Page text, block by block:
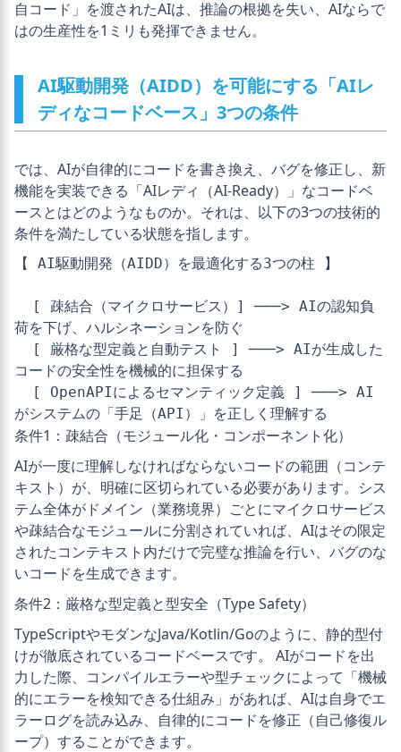
自コード」を渡されたAIは、推論の根拠を失い、AIならで
はの生産性を1ミリも発揮できません。
AI駆動開発（AIDD）を可能にする「AIレ
ディなコードベース」3つの条件
では、AIが自律的にコードを書き換え、バグを修正し、新
機能を実装できる「AIレディ（AI-Ready）」なコードベ
ースとはどのようなものか。それは、以下の3つの技術的
条件を満たしている状態を指します。
【 AI駆動開発（AIDD）を最適化する3つの柱 】
荷を下げ、ハルシネーションを防ぐ
コードの安全性を機械的に担保する
条件1：疎結合（モジュール化・コンポーネント化）
AIが一度に理解しなければならないコードの範囲（コンテ
キスト）が、明確に区切られている必要があります。シス
テム全体がドメイン（業務境界）ごとにマイクロサービス
や疎結合なモジュールに分割されていれば、AIはその限定
されたコンテキスト内だけで完璧な推論を行い、バグのな
いコードを生成できます。
条件2：厳格な型定義と型安全（Type Safety）
TypeScriptやモダンなJava/Kotlin/Goのように、静的型付
けが徹底されているコードベースです。 AIがコードを出
力した際、コンパイルエラーや型チェックによって「機械
的にエラーを検知できる仕組み」があれば、AIは自身でエ
ラーログを読み込み、自律的にコードを修正（自己修復ル
ープ）することができます。